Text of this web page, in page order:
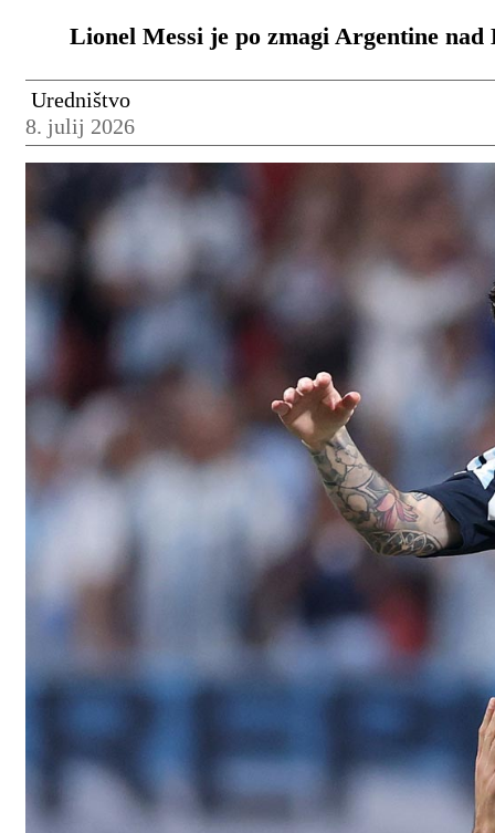
Lionel Messi je po zmagi Argentine
Uredništvo
8. julij 2026